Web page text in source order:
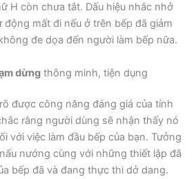
H còn chưa tắt. Dấu hiệu nhắc nhở
mất đi nếu ở trên bếp đã giảm
đe dọa đến người làm bếp nữa.
dừng thông minh, tiện dụng
được công năng đáng giá của tính
rằng người dùng sẽ nhận thấy nó
với việc làm đầu bếp của bạn. Tưởng
nướng cùng với những thiết lập đã
bếp đã và đang thực thi dở dang.